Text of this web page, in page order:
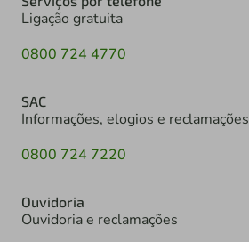
Ligação gratuita
0800 724 4770
SAC
Informações, elogios e reclamações
0800 724 7220
Ouvidoria
Ouvidoria e reclamações